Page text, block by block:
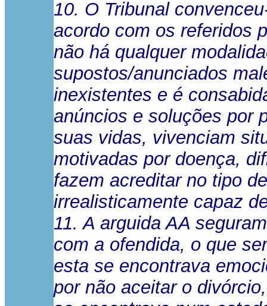
10. O Tribunal
acordo com os referidos
não há qualquer
supostos/anunciados
inexistentes e é
anúncios e soluções por
suas vidas, vivenciam
motivadas por doença,
fazem acreditar no tipo
irrealisticamente capaz
11. A arguida AA
com a ofendida, o que
esta se encontrava
por não aceitar o